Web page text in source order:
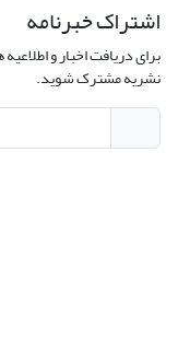
اشتراک خبرنامه
برای دریافت اخبار و
نشریه مشترک شوید.